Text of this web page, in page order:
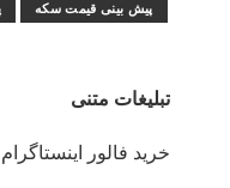
پیش بینی قیمت سکه
تبلیغات متنی
خرید فالور اینستاگرام